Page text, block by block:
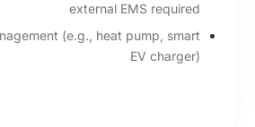
power panels
50V startup voltage
Built-in export control